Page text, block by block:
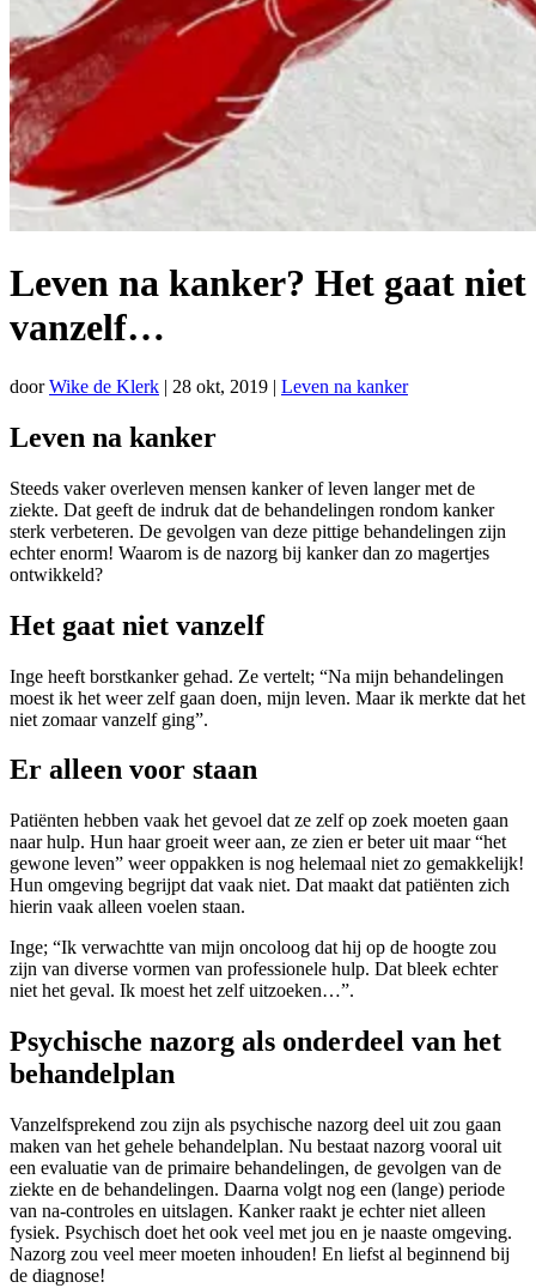
Leven na kanker? Het gaat niet
vanzelf…
doorWike de Klerk | 28 okt, 2019 | Leven na kanker
Leven na kanker
Steeds vaker overleven mensen kanker of leven langer met de
ziekte. Dat geeft de indruk dat de behandelingen rondom kanker
sterk verbeteren. De gevolgen van deze pittige behandelingen zijn
echter enorm! Waarom is de nazorg bij kanker dan zo magertjes
ontwikkeld?
Het gaat niet vanzelf
Inge heeft borstkanker gehad. Ze vertelt; “Na mijn behandelingen
moest ik het weer zelf gaan doen, mijn leven. Maar ik merkte dat het
niet zomaar vanzelf ging”.
Er alleen voor staan
Patiënten hebben vaak het gevoel dat ze zelf op zoek moeten gaan
naar hulp. Hun haar groeit weer aan, ze zien er beter uit maar “het
gewone leven” weer oppakken is nog helemaal niet zo gemakkelijk!
Hun omgeving begrijpt dat vaak niet. Dat maakt dat patiënten zich
hierin vaak alleen voelen staan.
Inge; “Ik verwachtte van mijn oncoloog dat hij op de hoogte zou
zijn van diverse vormen van professionele hulp. Dat bleek echter
niet het geval. Ik moest het zelf uitzoeken…”.
Psychische nazorg als onderdeel van het
behandelplan
Vanzelfsprekend zou zijn als psychische nazorg deel uit zou gaan
maken van het gehele behandelplan. Nu bestaat nazorg vooral uit
een evaluatie van de primaire behandelingen, de gevolgen van de
ziekte en de behandelingen. Daarna volgt nog een (lange) periode
van na-controles en uitslagen. Kanker raakt je echter niet alleen
fysiek. Psychisch doet het ook veel met jou en je naaste omgeving.
Nazorg zou veel meer moeten inhouden! En liefst al beginnend bij
de diagnose!